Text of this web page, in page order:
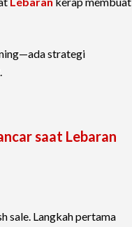
strategi
saat Lebaran
sale. Langkah pertama